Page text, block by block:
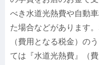
べき水道光熱費や自動
た場合などがあります
（費用となる税金）の
ては『水道光熱費』（